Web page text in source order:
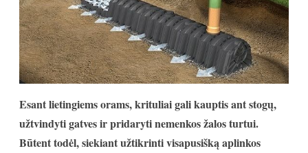
Esant lietingiems orams, krituliai gali kauptis ant stogų,
užtvindyti gatves ir pridaryti nemenkos žalos turtui.
Būtent todėl, siekiant užtikrinti visapusišką aplinkos